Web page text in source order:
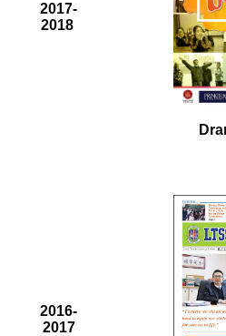
2017-
2018
2016-
2017